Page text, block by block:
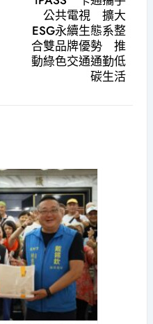
公共電視 擴大
ESG永續生態系整
合雙品牌優勢 推
動綠色交通通勤低
碳生活